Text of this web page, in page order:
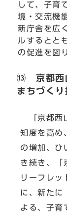
して、子育
境・交流機
新庁舎を広
ルするとと
の促進を図
⒀ 京都西
まちづく
「京都西
知度を高め
の増加、ひ
き続き、「
リーフレッ
に、新たに
よる、子育